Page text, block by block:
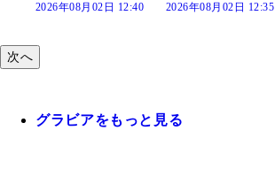
2026年08月02日 12:35 2026年08月02日 12:30
次へ
グラビアをもっと見る